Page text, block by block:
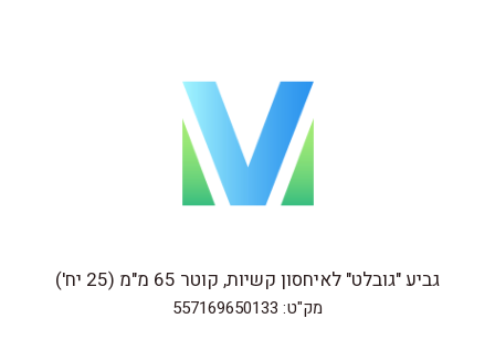
גביע "גובלט" לאיחסון קשיות, קוטר 65 מ"מ (25 יח')
מק"ט: 557169650133